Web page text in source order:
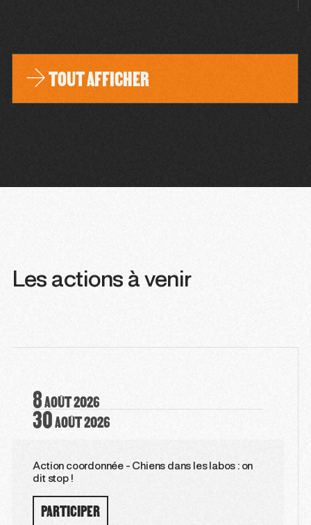
TOUT AFFICHER
Les actions à venir
8AOÛT2026
30AOÛT2026
Action coordonnée - Chiens dans les labos : on
dit stop !
PARTICIPER